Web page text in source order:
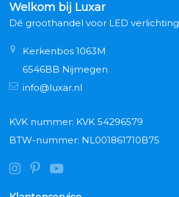
Welkom bij Luxar
Dé groothandel voor LED verlichting
Kerkenbos 1063M
6546BB Nijmegen
info@luxar.nl
KVK nummer: KVK 54296579
BTW-nummer: NL001861710B75